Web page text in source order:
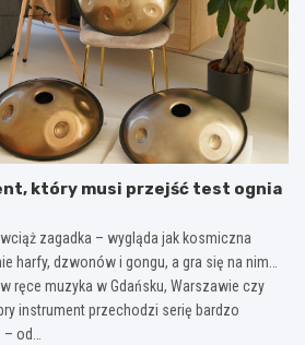
który musi przejść test ognia
zagadka – wygląda jak kosmiczna
harfy, dzwonów i gongu, a gra się na nim…
ręce muzyka w Gdańsku, Warszawie czy
instrument przechodzi serię bardzo
– od…